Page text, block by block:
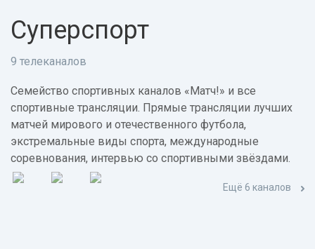
Суперспорт
9 телеканалов
Семейство спортивных каналов «Матч!» и все
спортивные трансляции. Прямые трансляции лучших
матчей мирового и отечественного футбола,
экстремальные виды спорта, международные
соревнования, интервью со спортивными звёздами.
Ещё 6 каналов